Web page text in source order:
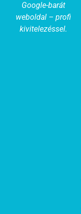
Google-barát
weboldal – profi
kivitelezéssel.